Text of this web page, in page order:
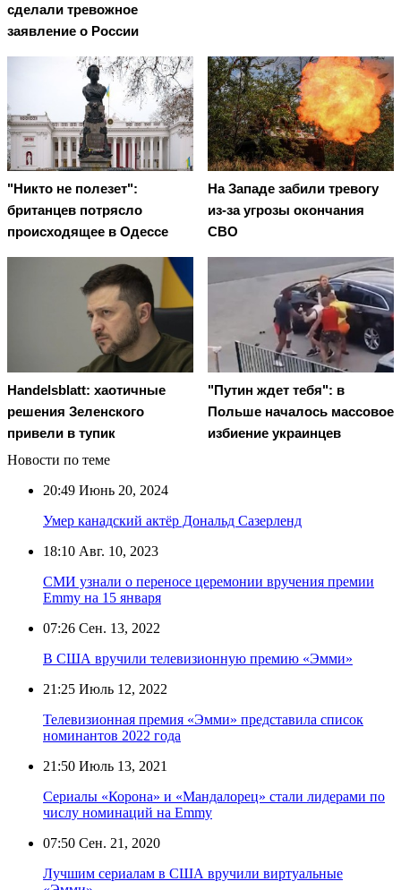
сделали тревожное
заявление о России
"Никто не полезет":
британцев потрясло
происходящее в Одессе
На Западе забили тревогу
из-за угрозы окончания
СВО
Handelsblatt: хаотичные
решения Зеленского
привели в тупик
"Путин ждет тебя": в
Польше началось массовое
избиение украинцев
Новости по теме
20:49 Июнь 20, 2024
Умер канадский актёр Дональд Сазерленд
18:10 Авг. 10, 2023
СМИ узнали о переносе церемонии вручения премии
Emmy на 15 января
07:26 Сен. 13, 2022
В США вручили телевизионную премию «Эмми»
21:25 Июль 12, 2022
Телевизионная премия «Эмми» представила список
номинантов 2022 года
21:50 Июль 13, 2021
Сериалы «Корона» и «Мандалорец» стали лидерами по
числу номинаций на Emmy
07:50 Сен. 21, 2020
Лучшим сериалам в США вручили виртуальные